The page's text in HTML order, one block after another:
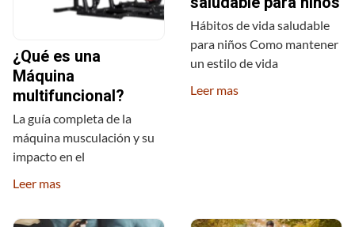
¿Qué es una
Máquina
multifuncional?
La guía completa de la
máquina musculación y su
impacto en el
Leer mas
Hábitos de vida saludable
para niños Como mantener
un estilo de vida
Leer mas